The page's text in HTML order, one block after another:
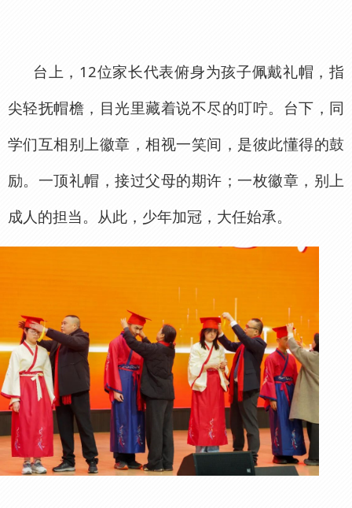
台上，12位家长代表俯身为孩子佩戴礼帽，指
尖轻抚帽檐，目光里藏着说不尽的叮咛。台下，同
学们互相别上徽章，相视一笑间，是彼此懂得的鼓
励。一顶礼帽，接过父母的期许；一枚徽章，别上
成人的担当。从此，少年加冠，大任始承。